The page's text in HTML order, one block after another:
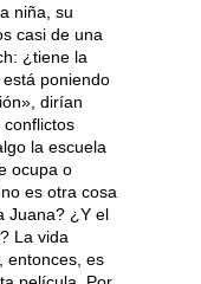
niña, su
casi de una
¿tiene la
poniendo
dirían
la escuela
ocupa o
es otra cosa
Juana? ¿Y el
La vida
entonces, es